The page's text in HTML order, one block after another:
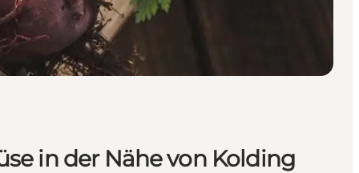
in der Nähe von Kolding